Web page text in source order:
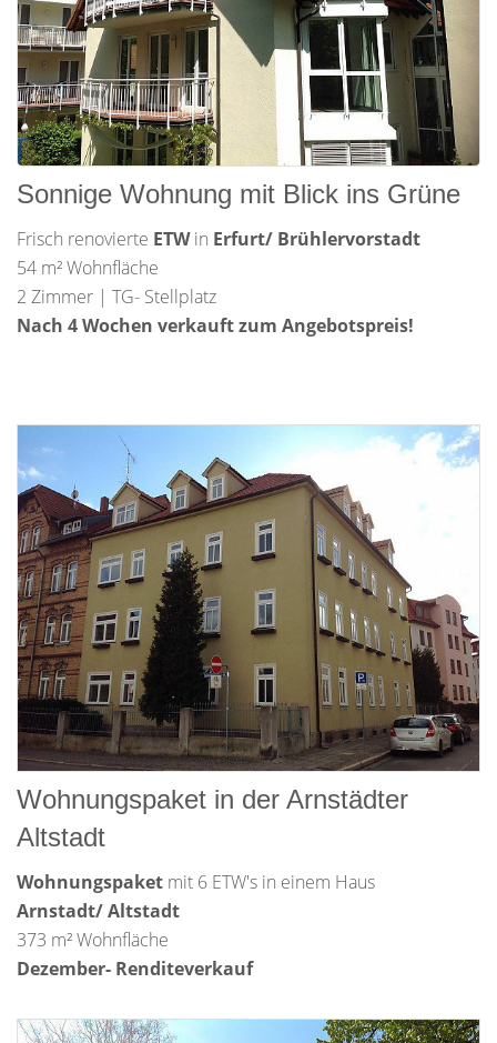
Sonnige Wohnung mit Blick ins Grüne
Frisch renovierte ETWin Erfurt/ Brühlervorstadt
54 m² Wohnfläche
2 Zimmer | TG- Stellplatz
Nach 4 Wochen verkauft zum Angebotspreis!
Wohnungspaket in der Arnstädter
Altstadt
Wohnungspaket mit 6 ETW's in einem Haus
Arnstadt/ Altstadt
373 m² Wohnfläche
Dezember- Renditeverkauf